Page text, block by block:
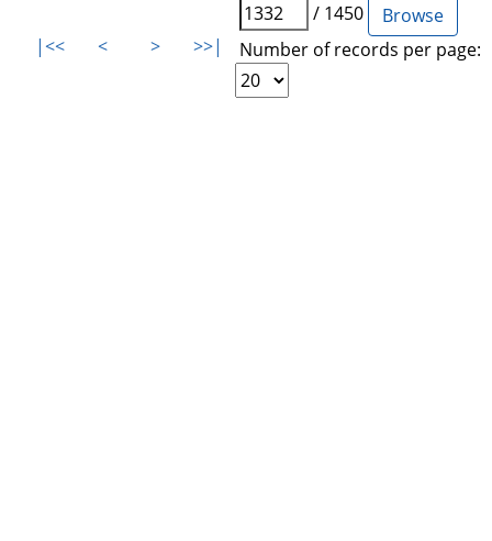
|<< < > >>|
/ 1450
Number of records per page: